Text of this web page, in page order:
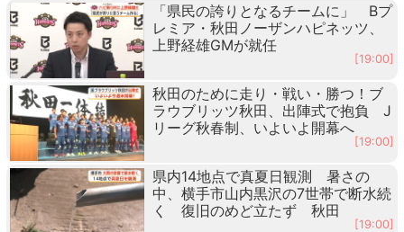
「県民の誇りとなるチームに」 Bプ
レミア・秋田ノーザンハピネッツ、
上野経雄GMが就任
[19:00]
秋田のために走り・戦い・勝つ！ブ
ラウブリッツ秋田、出陣式で抱負 J
リーグ秋春制、いよいよ開幕へ
[19:00]
県内14地点で真夏日観測 暑さの
中、横手市山内黒沢の7世帯で断水続
く 復旧のめど立たず 秋田
[19:00]